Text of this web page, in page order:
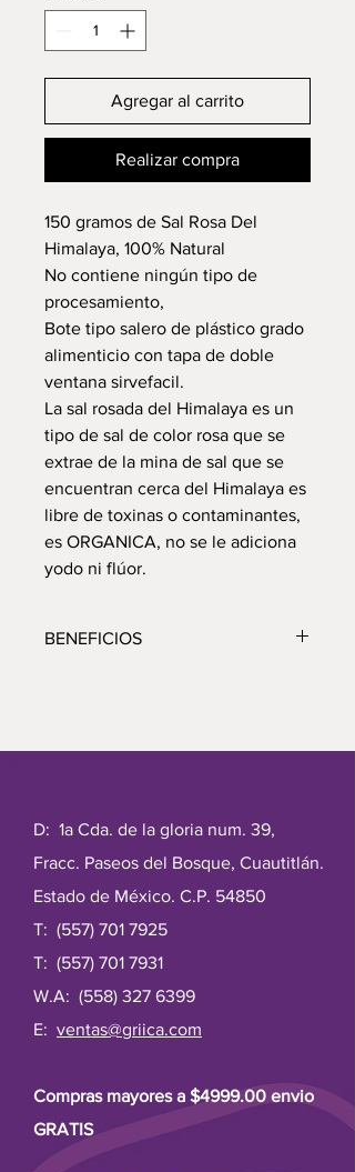
Agregar al carrito
Realizar compra
150 gramos de Sal Rosa Del
Himalaya, 100% Natural
No contiene ningún tipo de
procesamiento,
Bote tipo salero de plástico grado
alimenticio con tapa de doble
ventana sirvefacil.
La sal rosada del Himalaya es un
tipo de sal de color rosa que se
extrae de la mina de sal que se
encuentran cerca del Himalaya es
libre de toxinas o contaminantes,
es ORGANICA, no se le adiciona
yodo ni flúor.
BENEFICIOS
todo el cuerpo
envejecimiento
3.Ayuda en la absorción de alimentos
a través del tracto intestinal
4.Prevención de los calambres
5.Mayor resistencia ósea
6. Regula el sueño–naturalmente
7. Al ser un producto natural el tono
rosado puede variar un poco
D: 1a Cda. de la gloria num. 39,
Fracc. Paseos del Bosque, Cuautitlán.
Estado de México. C.P. 54850
T: (557) 701 7925
T: (557) 701 7931
W.A: (558) 327 6399
E: ventas@griica.com
Compras mayores a $4999.00 envio
GRATIS